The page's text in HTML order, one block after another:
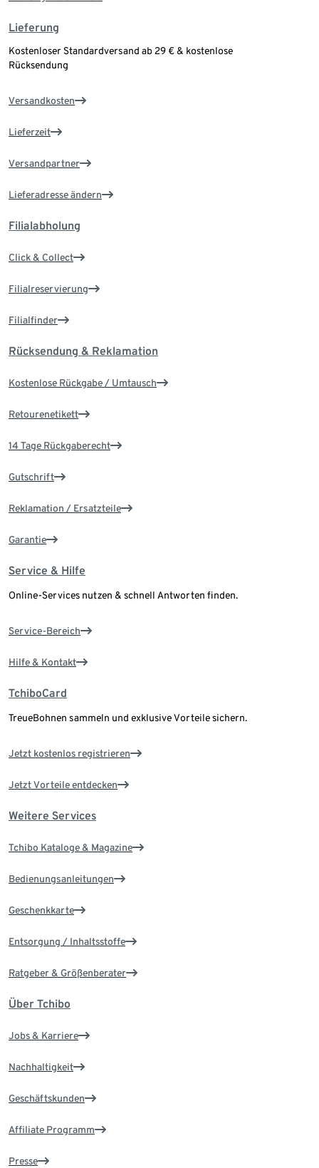
Lieferung
Kostenloser Standardversand ab 29 € & kostenlose
Rücksendung
Versandkosten
Lieferzeit
Versandpartner
Lieferadresse ändern
Filialabholung
Click & Collect
Filialreservierung
Filialfinder
Rücksendung & Reklamation
Kostenlose Rückgabe / Umtausch
Retourenetikett
14 Tage Rückgaberecht
Gutschrift
Reklamation / Ersatzteile
Garantie
Service & Hilfe
Online-Services nutzen & schnell Antworten finden.
Service-Bereich
Hilfe & Kontakt
TchiboCard
TreueBohnen sammeln und exklusive Vorteile sichern.
Jetzt kostenlos registrieren
Jetzt Vorteile entdecken
Weitere Services
Tchibo Kataloge & Magazine
Bedienungsanleitungen
Geschenkkarte
Entsorgung / Inhaltsstoffe
Ratgeber & Größenberater
Über Tchibo
Jobs & Karriere
Nachhaltigkeit
Geschäftskunden
Affiliate Programm
Presse